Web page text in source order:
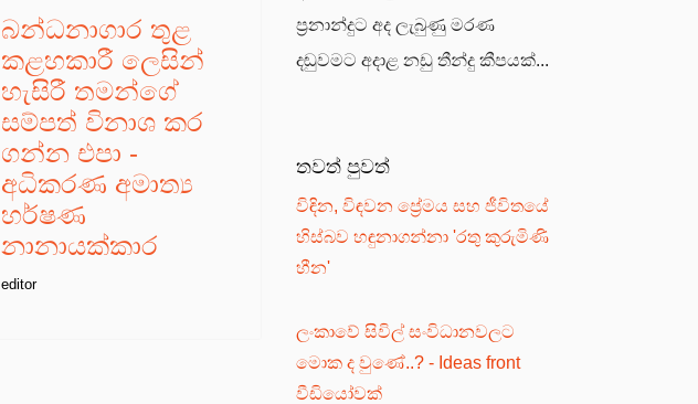
බන්ධනාගාර තුළ
කළහකාරී ලෙසින්
හැසිරී තමන්ගේ
සම්පත් විනාශ කර
ගන්න එපා -
අධිකරණ අමාත්‍ය
හර්ෂණ
නානායක්කාර
editor
ප්‍රනාන්දුට අද ලැබුණු මරණ
දඬුවමට අදාළ නඩු තීන්දු කීපයක්...
තවත් පුවත්
විඳින, විඳවන ප්‍රේමය සහ ජීවිතයේ
හිස්බව හඳුනාගන්නා 'රතු කුරුමිණි
හීන'
ලංකාවේ සිවිල් සංවිධානවලට
මොක ද වුණේ..? - Ideas front
වීඩියෝවක්